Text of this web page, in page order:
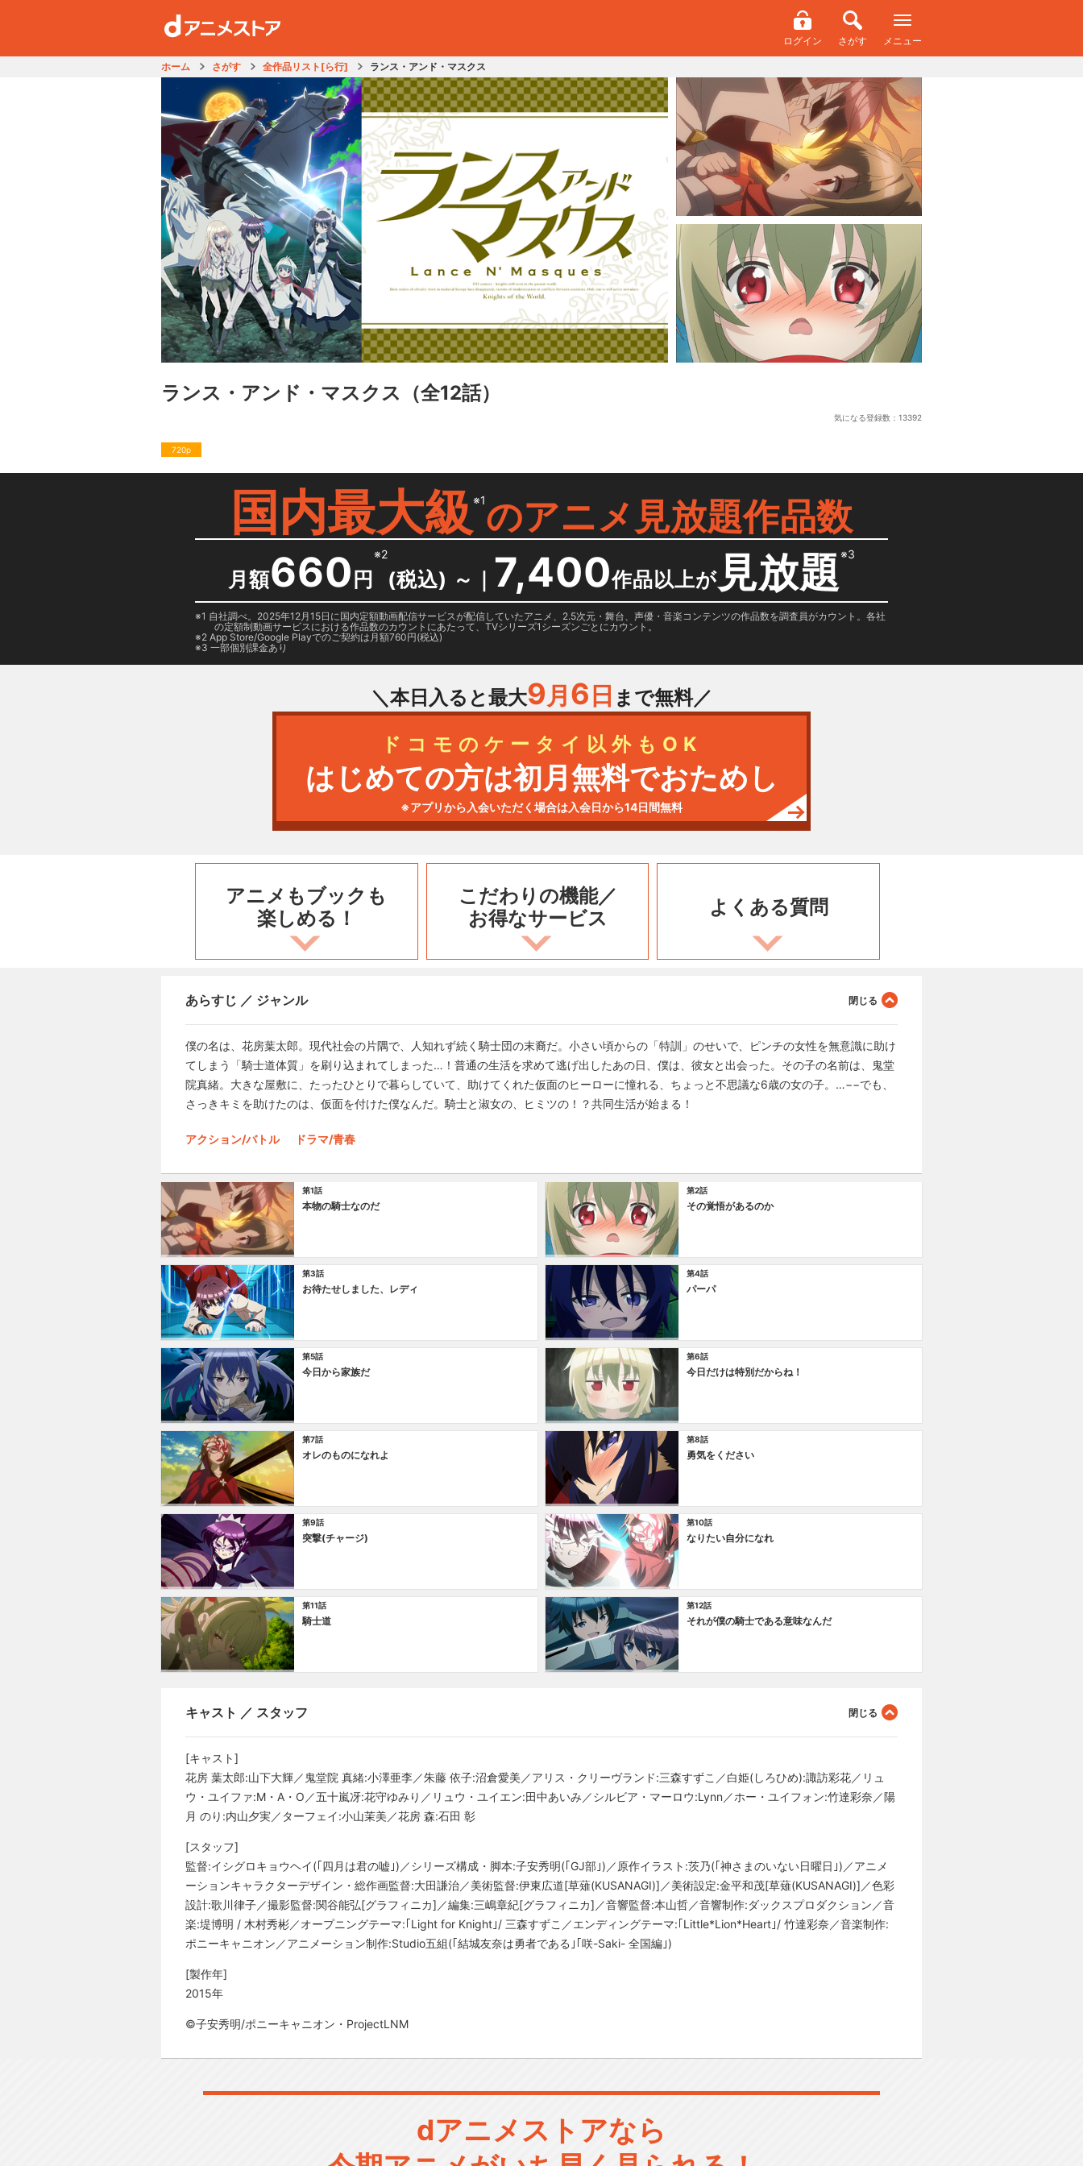
ログイン さがす メニュー
ホーム さがす 全作品リスト[ら行] ランス・アンド・マスクス
ランス・アンド・マスクス （全12話）
気になる登録数： 13392
720p
国内最大級 ※1のアニメ見放題作品数
月額660 円
※2
(税込) ～ ｜ 7,400作品以上が 見放題※3
1 自社調べ。2025年12月15日に国内定額動画配信サービスが配信していたアニメ、2.5次元・舞台、声優・音楽コンテンツの作品数を調査員がカウント。各社
の定額制動画サービスにおける作品数のカウントにあたって、TVシリーズ1シーズンごとにカウント。
2 App Store/Google Playでのご契約は月額760円(税込)
3 一部個別課金あり
＼本日入ると最大9月 6 日 まで無料／
ドコモのケータイ以外もOK
はじめての方は初月無料でおためし
※アプリから入会いただく場合は入会日から14日間無料
アニメもブックも
楽しめる！
こだわりの機能／
お得なサービス
よくある質問
あらすじ ／ ジャンル
僕の名は、花房葉太郎。現代社会の片隅で、人知れず続く騎士団の末裔だ。小さい頃からの「特訓」のせいで、ピンチの女性を無意識に助け
てしまう「騎士道体質」を刷り込まれてしまった…！普通の生活を求めて逃げ出したあの日、僕は、彼女と出会った。その子の名前は、鬼堂
院真緒。大きな屋敷に、たったひとりで暮らしていて、助けてくれた仮面のヒーローに憧れる、ちょっと不思議な6歳の女の子。…−−でも、
さっきキミを助けたのは、仮面を付けた僕なんだ。騎士と淑女の、ヒミツの！？共同生活が始まる！
アクション/バトル ドラマ/青春
第1話
本物の騎士なのだ
第2話
その覚悟があるのか
第3話
お待たせしました、レディ
第4話
パーパ
第5話
今日から家族だ
第6話
今日だけは特別だからね！
第7話
オレのものになれよ
第8話
勇気をください
第9話
突撃(チャージ)
第10話
なりたい自分になれ
第11話
騎士道
第12話
それが僕の騎士である意味なんだ
キャスト ／ スタッフ
[キャスト]
花房 葉太郎:山下大輝／鬼堂院 真緒:小澤亜李／朱藤 依子:沼倉愛美／アリス・クリーヴランド:三森すずこ／白姫(しろひめ):諏訪彩花／リュ
ウ・ユイファ:M・A・O／五十嵐冴:花守ゆみり／リュウ・ユイエン:田中あいみ／シルビア・マーロウ:Lynn／ホー・ユイフォン:竹達彩奈／陽
月 のり:内山夕実／ターフェイ:小山茉美／花房 森:石田 彰
[スタッフ]
監督:イシグロキョウヘイ(｢四月は君の嘘｣)／シリーズ構成・脚本:子安秀明(｢GJ部｣)／原作イラスト:茨乃(｢神さまのいない日曜日｣)／アニメ
ーションキャラクターデザイン・総作画監督:大田謙治／美術監督:伊東広道[草薙(KUSANAGI)]／美術設定:金平和茂[草薙(KUSANAGI)]／色彩
設計:歌川律子／撮影監督:関谷能弘[グラフィニカ]／編集:三嶋章紀[グラフィニカ]／音響監督:本山哲／音響制作:ダックスプロダクション／音
楽:堤博明 / 木村秀彬／オープニングテーマ:｢Light for Knight｣/ 三森すずこ／エンディングテーマ:｢Little*Lion*Heart｣/ 竹達彩奈／音楽制作:
ポニーキャニオン／アニメーション制作:Studio五組(｢結城友奈は勇者である｣｢咲-Saki- 全国編｣)
[製作年]
2015年
©子安秀明/ポニーキャニオン・ProjectLNM
dアニメストアなら